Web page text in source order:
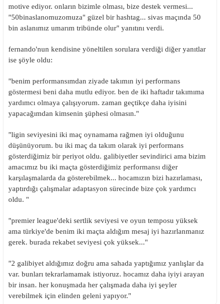
motive ediyor. onların bizimle olması, bize destek vermesi...
"50binaslanomuzomuza" güzel bir hashtag... sivas maçında 50
bin aslanımız umarım tribünde olur" yanıtını verdi.
fernando'nun kendisine yöneltilen sorulara verdiği diğer yanıtlar
ise şöyle oldu:
"benim performansımdan ziyade takımın iyi performans
göstermesi beni daha mutlu ediyor. ben de iki haftadır takımıma
yardımcı olmaya çalışıyorum. zaman geçtikçe daha iyisini
yapacağımdan kimsenin şüphesi olmasın."
"ligin seviyesini iki maç oynamama rağmen iyi olduğunu
düşünüyorum. bu iki maç da takım olarak iyi performans
gösterdiğimiz bir periyot oldu. galibiyetler sevindirici ama bizim
amacımız bu iki maçta gösterdiğimiz performansı diğer
karşılaşmalarda da gösterebilmek... hocamızın bizi hazırlaması,
yaptırdığı çalışmalar adaptasyon sürecinde bize çok yardımcı
oldu. "
"premier league'deki sertlik seviyesi ve oyun temposu yüksek
ama türkiye'de benim iki maçta aldığım mesaj iyi hazırlanmanız
gerek. burada rekabet seviyesi çok yüksek..."
"2 galibiyet aldığımız doğru ama sahada yaptığımız yanlışlar da
var. bunları tekrarlamamak istiyoruz. hocamız daha iyiyi arayan
bir insan. her konuşmada her çalışmada daha iyi şeyler
verebilmek için elinden geleni yapıyor."